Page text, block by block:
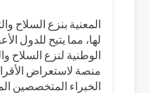
المعنية بنزع السلاح
لها، مما يتيح للدول
الوطنية لنزع السلاح
منصة لاستعراض
الخبراء المتخصصين